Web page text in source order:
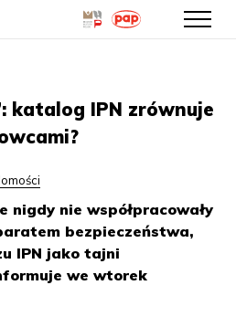
treści
katalog IPN zrównuje
nigdy nie współpracowały
bezpieczeństwa,
IPN jako tajni
we wtorek